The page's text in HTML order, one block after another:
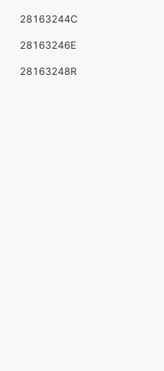
28163244C
28163246E
28163248R